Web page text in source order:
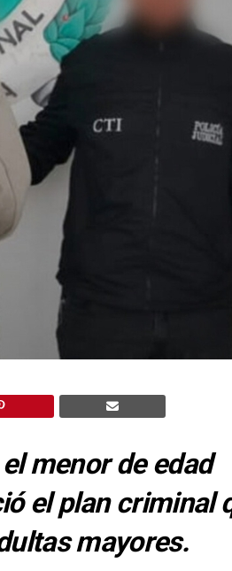
menor de edad
el plan criminal
mayores.